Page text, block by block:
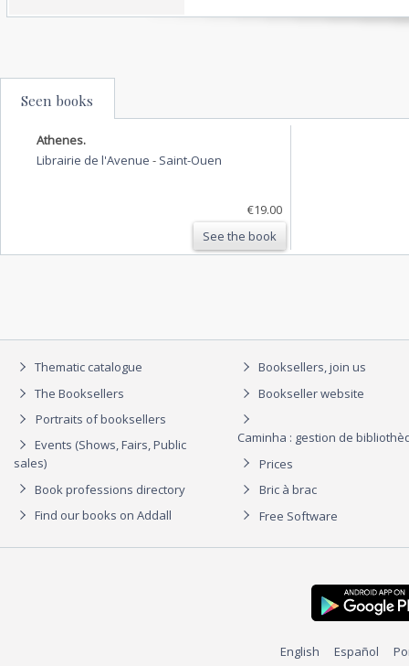
Seen books
Athenes.
Librairie de l'Avenue - Saint-Ouen
€19.00
See the book
Thematic catalogue
The Booksellers
Portraits of booksellers
Events (Shows, Fairs, Public
sales)
Book professions directory
Find our books on Addall
Booksellers, join us
Bookseller website
Caminha : gestion de
Prices
Bric à brac
Free Software
English Español